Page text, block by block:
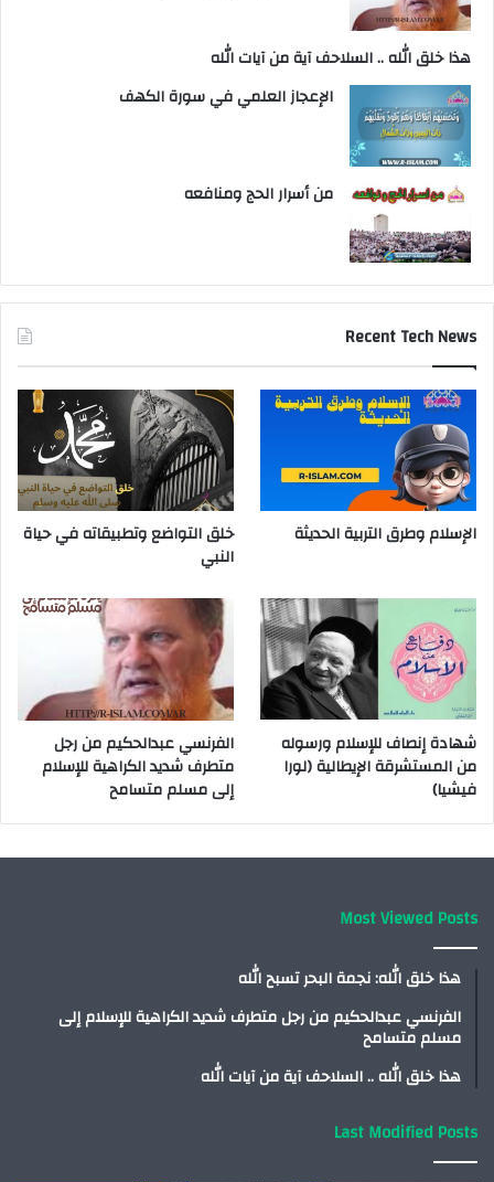
هذا خلق الله .. السلاحف آية من آيات الله
الإعجاز العلمي في سورة الكهف
من أسرار الحج ومنافعه
Recent Tech News
الإسلام وطرق التربية الحديثة
خلق التواضع وتطبيقاته في حياة
النبي
شهادة إنصاف للإسلام ورسوله
من المستشرقة الإيطالية (لورا
فيشيا)
الفرنسي عبدالحكيم من رجل
متطرف شديد الكراهية للإسلام
إلى مسلم متسامح
Most Viewed Posts
هذا خلق الله: نجمة البحر تسبح الله
الفرنسي عبدالحكيم من رجل متطرف شديد الكراهية للإسلام إلى
مسلم متسامح
هذا خلق الله .. السلاحف آية من آيات الله
Last Modified Posts